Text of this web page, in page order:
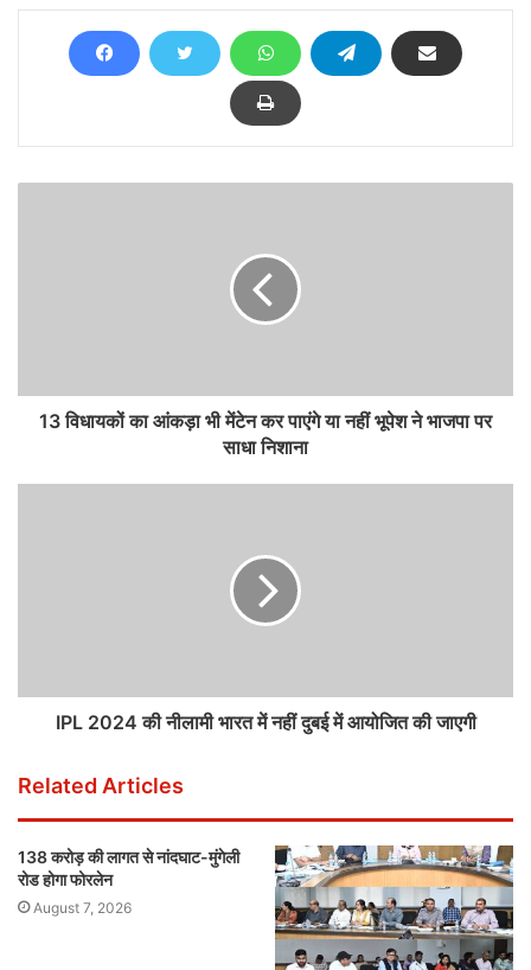
13 विधायकों का आंकड़ा भी मेंटेन कर पाएंगे या नहीं भूपेश ने भाजपा पर
साधा निशाना
IPL 2024 की नीलामी भारत में नहीं दुबई में आयोजित की जाएगी
Related Articles
138 करोड़ की लागत से नांदघाट-मुंगेली
रोड होगा फोरलेन
August 7, 2026